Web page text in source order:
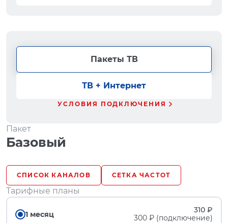
Пакеты ТВ
ТВ + Интернет
УСЛОВИЯ ПОДКЛЮЧЕНИЯ
Пакет
Базовый
СПИСОК КАНАЛОВ СЕТКА ЧАСТОТ
Тарифные планы
1 месяц
310 ₽
300 ₽ (подключение)